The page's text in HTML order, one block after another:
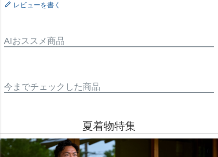
レビューを書く
AIおススメ商品
今までチェックした商品
夏着物特集